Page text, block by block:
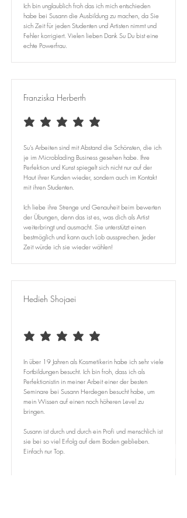
Ich bin unglaublich froh das ich mich entschieden
habe bei Susann die Ausbildung zu machen, da Sie
sich Zeit für jeden Studenten und Artisten nimmt und
Fehler korrigiert. Vielen lieben Dank Su Du bist eine
echte Powerfrau.
Franziska Herberth
durchschnittliches Rating ist 5 von 5
Su's Arbeiten sind mit Abstand die Schönsten, die ich
je im Microblading Business gesehen habe. Ihre
Perfektion und Kunst spiegelt sich nicht nur auf der
Haut ihrer Kunden wieder, sondern auch im Kontakt
mit ihren Studenten.
Ich liebe ihre Strenge und Genauheit beim bewerten
der Übungen, denn das ist es, was dich als Artist
weiterbringt und ausmacht. Sie unterstützt einen
bestmöglich und kann auch Lob aussprechen. Jeder
Zeit würde ich sie wieder wählen!
Hedieh Shojaei
durchschnittliches Rating ist 5 von 5
In über 19 Jahren als Kosmetikerin habe ich sehr viele
Fortbildungen besucht. Ich bin froh, dass ich als
Perfektionistin in meiner Arbeit einer der besten
Seminare bei Susann Herdegen besucht habe, um
mein Wissen auf einen noch höheren Level zu
bringen.
Susann ist durch und durch ein Profi und menschlich ist
sie bei so viel Erfolg auf dem Boden geblieben.
Einfach nur Top.